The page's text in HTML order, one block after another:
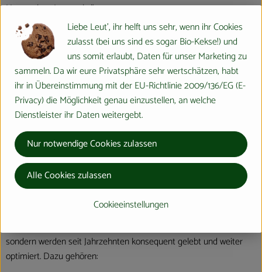
Neumarkter Lammsbräu
Gebr. Ehrnsperger KG
D 92318 Neumarkt i.d. OPf.
Das Unternehmen
Die Neumarkter Lammsbräu ist ein Familienunternehmen, dessen
oberstes Ziel eine nachhaltige Unternehmensführung und eine
langfristige Unternehmenssicherung ist. Als Bio-Pionier stellen wir
ausschließlich hochwertige und köstliche Bio-Getränke her und
halten den Produktionskreislauf vom ökologisch angebauten
Rohstoff über die eigene Bio-Mälzerei bis zur verkaufsfertigen
Flasche in den eigenen Händen. Dieses Prinzip gilt für unsere Bio-
Bierspezialitäten, unsere Bio-Limonaden now und unser
Biomineralwasser BioKristall pur oder mit Geschmack.
sondern werden seit Jahrzehnten konsequent gelebt und weiter
optimiert. Dazu gehören:
Liebe Leut', ihr helft uns sehr, wenn ihr Cookies
zulasst (bei uns sind es sogar Bio-Kekse!) und
uns somit erlaubt, Daten für unser Marketing zu
sammeln. Da wir eure Privatsphäre sehr wertschätzen, habt
ihr in Übereinstimmung mit der EU-Richtlinie 2009/136/EG (E-
Privacy) die Möglichkeit genau einzustellen, an welche
Dienstleister ihr Daten weitergebt.
Cookieeinstellungen
Nur notwendige Cookies zulassen
Alle Cookies zulassen